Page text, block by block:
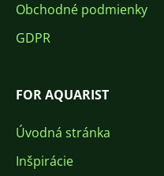
Obchodné podmienky
GDPR
FOR AQUARIST
Úvodná stránka
Inšpirácie